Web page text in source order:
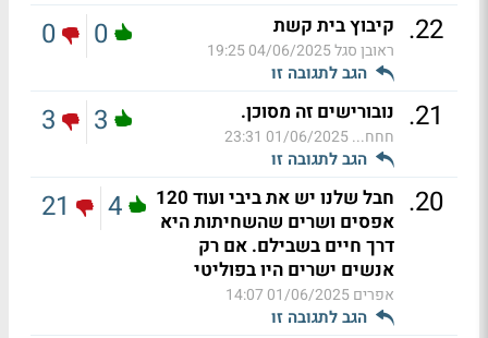
22
. קיבוץ בית קשת
ראובן סגל04/06/2025 19:25
הגב לתגובה זו
0
0
21
. נובורישים זה מסוכן.
חחח...01/06/2025 23:31
הגב לתגובה זו
3
3
20
.
חבל שלנו יש את ביבי ועוד 120
אפסים ושרים שהשחיתות היא
דרך חיים בשבילם. אם רק
אנשים ישרים היו בפוליטי
אפרים01/06/2025 14:07
הגב לתגובה זו
4
21